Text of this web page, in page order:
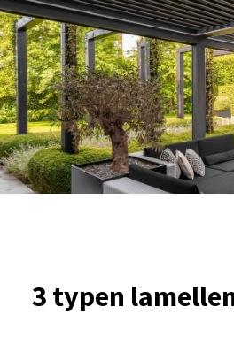
3 typen